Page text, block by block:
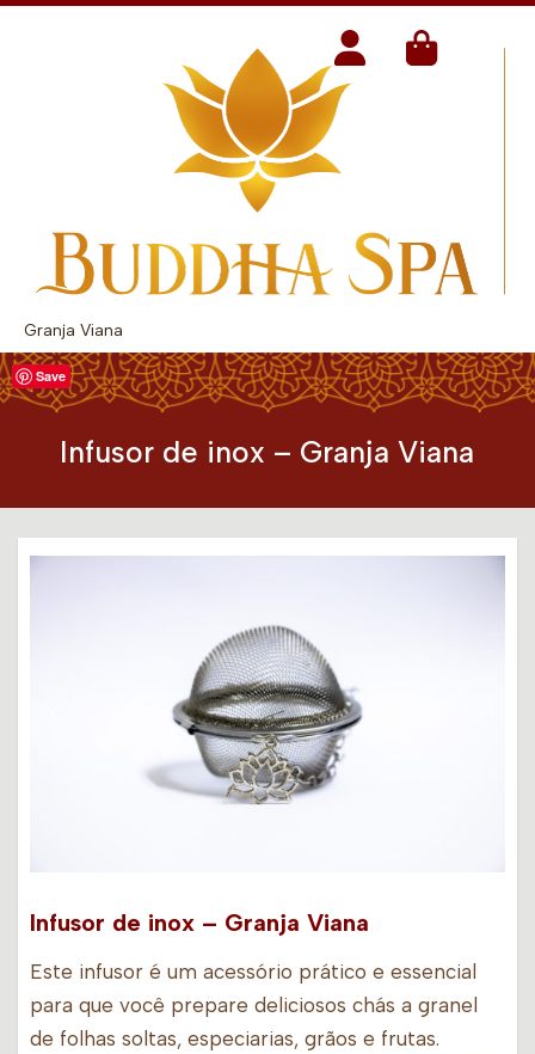
Granja Viana
Infusor de inox – Granja Viana
Save
Infusor de inox – Granja Viana
Este infusor é um acessório prático e essencial
para que você prepare deliciosos chás a granel
de folhas soltas, especiarias, grãos e frutas.